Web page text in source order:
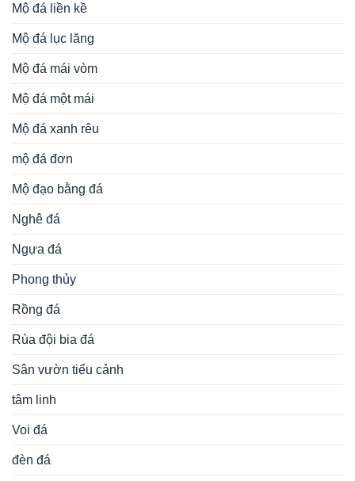
Mộ đá liền kề
Mộ đá lục lăng
Mộ đá mái vòm
Mộ đá một mái
Mộ đá xanh rêu
mộ đá đơn
Mộ đạo bằng đá
Nghê đá
Ngựa đá
Phong thủy
Rồng đá
Rùa đội bia đá
Sân vườn tiểu cảnh
tâm linh
Voi đá
đèn đá